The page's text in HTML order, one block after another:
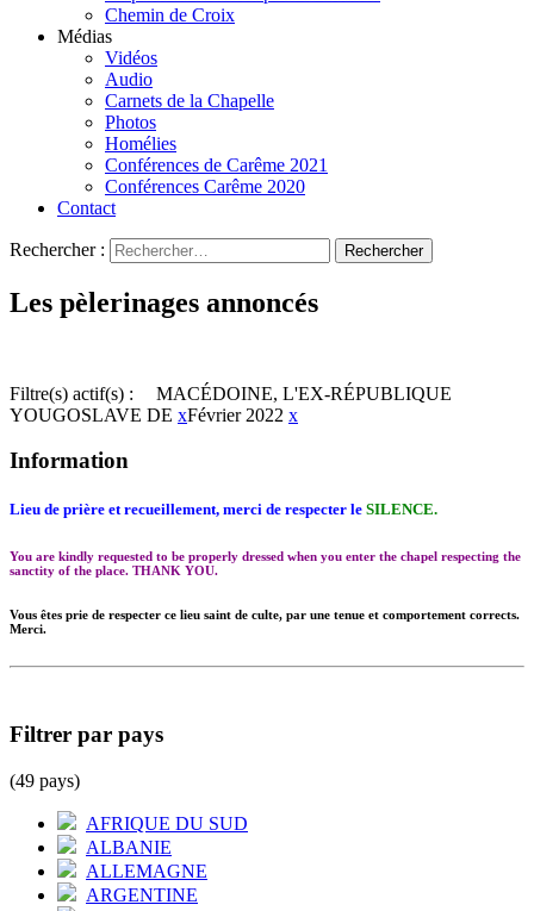
Chemin de Croix
Médias
Vidéos
Audio
Carnets de la Chapelle
Photos
Homélies
Conférences de Carême 2021
Conférences Carême 2020
Contact
Rechercher :
Les pèlerinages annoncés
Filtre(s) actif(s) :
MACÉDOINE, L'EX-RÉPUBLIQUE
YOUGOSLAVE DE xFévrier 2022 x
Information
Lieu de prière et recueillement, merci de respecter le SILENCE.
You are kindly requested to be properly dressed when you enter the chapel respecting the
sanctity of the place. THANK YOU.
Vous êtes prie de respecter ce lieu saint de culte, par une tenue et comportement corrects.
Merci.
Filtrer par pays
(49 pays)
AFRIQUE DU SUD
ALBANIE
ALLEMAGNE
ARGENTINE